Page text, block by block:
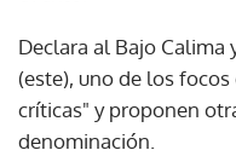
Declara al Bajo Calima
(este), uno de los
críticas" y proponen
denominación.